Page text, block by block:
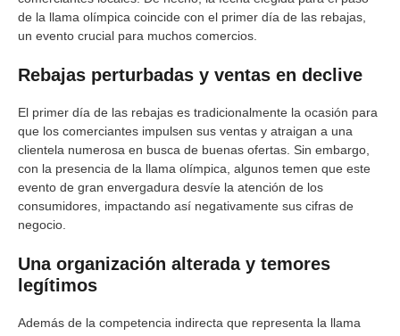
de la llama olímpica coincide con el primer día de las rebajas,
un evento crucial para muchos comercios.
Rebajas perturbadas y ventas en declive
El primer día de las rebajas es tradicionalmente la ocasión para
que los comerciantes impulsen sus ventas y atraigan a una
clientela numerosa en busca de buenas ofertas. Sin embargo,
con la presencia de la llama olímpica, algunos temen que este
evento de gran envergadura desvíe la atención de los
consumidores, impactando así negativamente sus cifras de
negocio.
Una organización alterada y temores
legítimos
Además de la competencia indirecta que representa la llama